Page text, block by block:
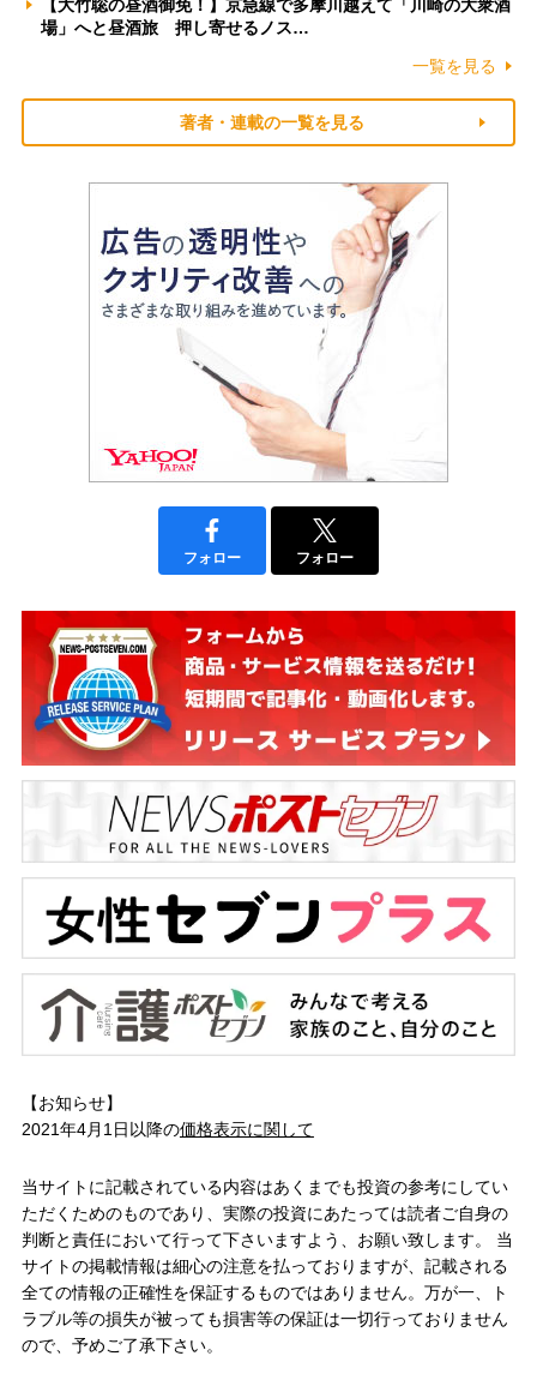
【大竹聡の昼酒御免！】京急線で多摩川越えて「川崎の大衆酒
場」へと昼酒旅 押し寄せるノス…
一覧を見る
著者・連載の一覧を見る
フォロー フォロー
【お知らせ】
2021年4月1日以降の価格表示に関して
当サイトに記載されている内容はあくまでも投資の参考にしてい
ただくためのものであり、実際の投資にあたっては読者ご自身の
判断と責任において行って下さいますよう、お願い致します。 当
サイトの掲載情報は細心の注意を払っておりますが、記載される
全ての情報の正確性を保証するものではありません。万が一、ト
ラブル等の損失が被っても損害等の保証は一切行っておりません
ので、予めご了承下さい。